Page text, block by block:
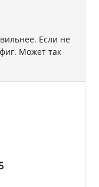
Если не
Может так